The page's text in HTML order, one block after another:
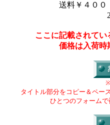
送料￥４００
ここに記載されて
価格は入荷時
タイトル部分をコピー＆ペー
ひとつのフォーム